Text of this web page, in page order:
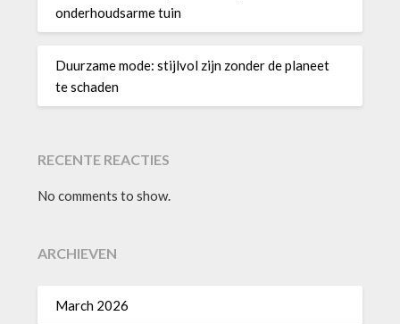
onderhoudsarme tuin
Duurzame mode: stijlvol zijn zonder de planeet
te schaden
RECENTE REACTIES
No comments to show.
ARCHIEVEN
March 2026